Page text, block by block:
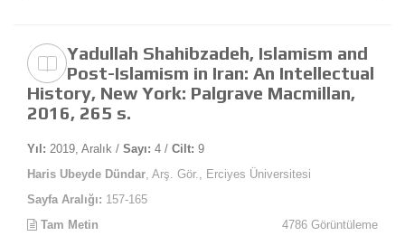
Yadullah Shahibzadeh, Islamism and
Post-Islamism in Iran: An Intellectual
History, New York: Palgrave Macmillan,
2016, 265 s.
Yıl: 2019, Aralık / Sayı: 4 / Cilt: 9
Haris Ubeyde Dündar , Arş. Gör., Erciyes Üniversitesi
Sayfa Aralığı: 157-165
Tam Metin
4786 Görüntüleme